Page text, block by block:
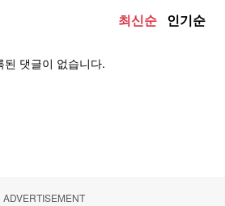
ADVERTISEMENT